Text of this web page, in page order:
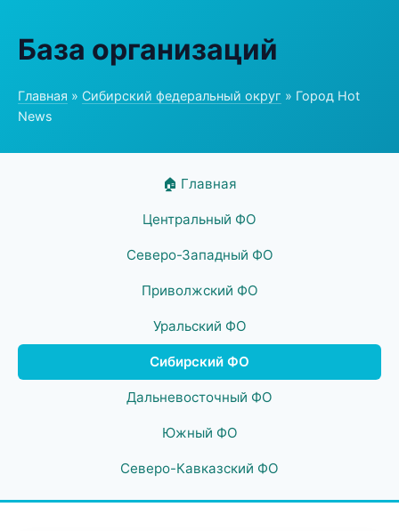
База организаций
Главная » Сибирский федеральный округ » Город Hot
News
🏠 Главная
Центральный ФО
Северо-Западный ФО
Приволжский ФО
Уральский ФО
Сибирский ФО
Дальневосточный ФО
Южный ФО
Северо-Кавказский ФО